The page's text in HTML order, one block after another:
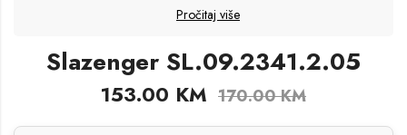
Pročitaj više
Slazenger SL.09.2341.2.05
153.00 KM 170.00KM